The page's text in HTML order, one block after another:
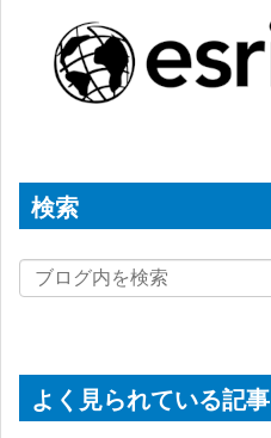
検索
よく見られている記事